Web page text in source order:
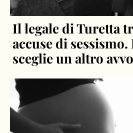
Il legale di Turetta
accuse di
sceglie un altro